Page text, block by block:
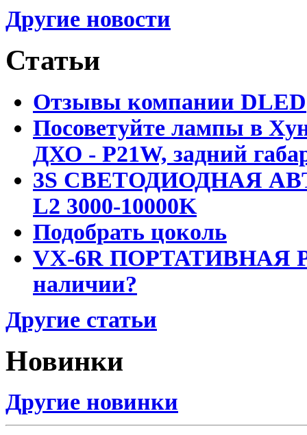
Другие новости
Статьи
Отзывы компании DLED
Посоветуйте лампы в
ДХО - P21W, задний
3S СВЕТОДИОДНАЯ
L2 3000-10000K
Подобрать цоколь
VX-6R ПОРТАТИВНАЯ
наличии?
Другие статьи
Новинки
Другие новинки